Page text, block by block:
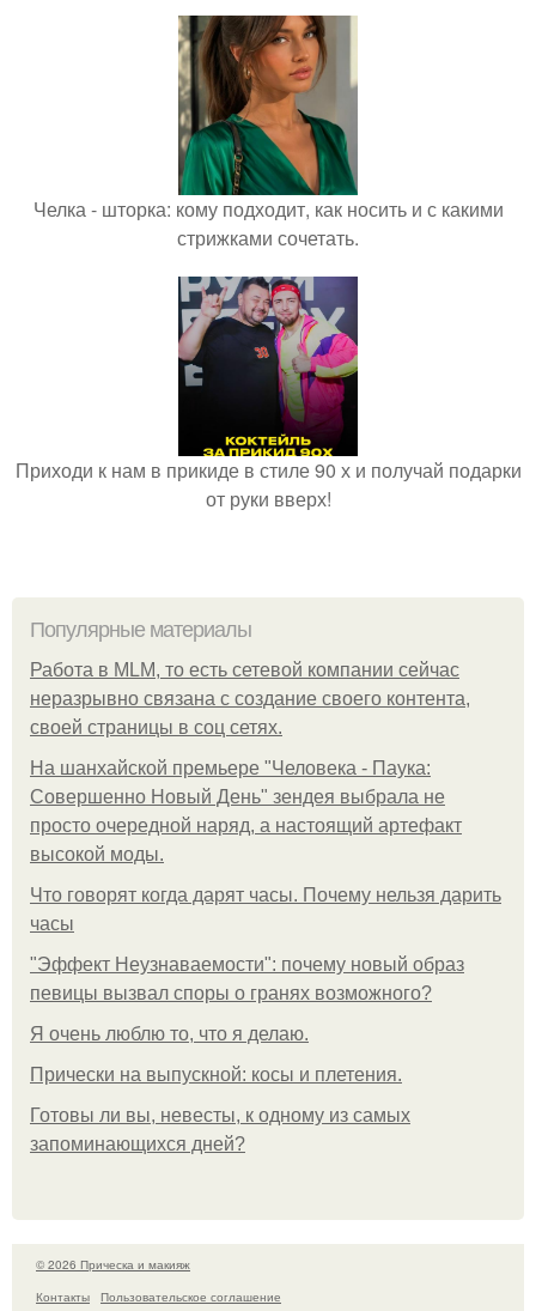
Челка - шторка: кому подходит, как носить и с какими
стрижками сочетать.
Приходи к нам в прикиде в стиле 90 х и получай подарки
от руки вверх!
Популярные материалы
Работа в MLM, то есть сетевой компании сейчас
неразрывно связана с создание своего контента,
своей страницы в соц сетях.
На шанхайской премьере "Человека - Паука:
Совершенно Новый День" зендея выбрала не
просто очередной наряд, а настоящий артефакт
высокой моды.
Что говорят когда дарят часы. Почему нельзя дарить
часы
"Эффект Неузнаваемости": почему новый образ
певицы вызвал споры о гранях возможного?
Я очень люблю то, что я делаю.
Прически на выпускной: косы и плетения.
Готовы ли вы, невесты, к одному из самых
запоминающихся дней?
© 2026 Прическа и макияж
Контакты
Пользовательское соглашение